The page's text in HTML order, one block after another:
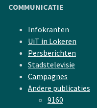
COMMUNICATIE
Infokranten
UiT in Lokeren
Persberichten
Stadstelevisie
Campagnes
Andere publicaties
9160